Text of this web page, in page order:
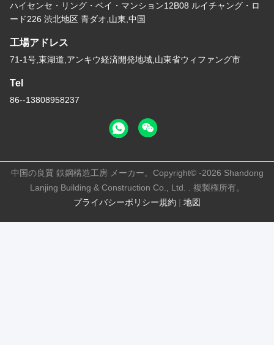
ハイセンセ・リング・ベイ・マンション12B08 ルイチャング・ロ
ード226 渋北地区 青ダオ,山東,中国
工場アドレス
71-1号,東湖道,アンキウ経済開発地域,山東省ウィファング市
Tel
86--13808958237
プライバシーポリシー規約 | 地図
中国の良質 鉄鋼構造工房 メーカー。Copyright© -2026 Shandong
Lanjing Building & Construction Co., Ltd. . 複製権所有。